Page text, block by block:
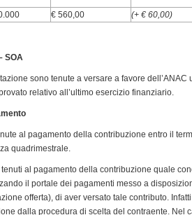
€ 560,00 (+ € 60,00)
SOA
sono tenute a versare a favore
relativo all’ultimo esercizio finanziario.
al pagamento della contribuzione entro il
quadrimestrale.
al pagamento della contribuzione quale
il portale dei pagamenti messo a
offerta), di aver versato tale contributo.
dalla procedura di scelta del contraente. Nel